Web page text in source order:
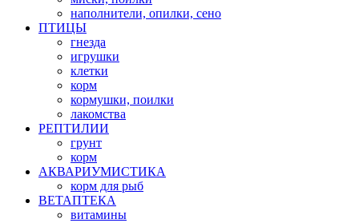
наполнители, опилки, сено
ПТИЦЫ
гнезда
игрушки
клетки
корм
кормушки, поилки
лакомства
РЕПТИЛИИ
грунт
корм
АКВАРИУМИСТИКА
корм для рыб
ВЕТАПТЕКА
витамины